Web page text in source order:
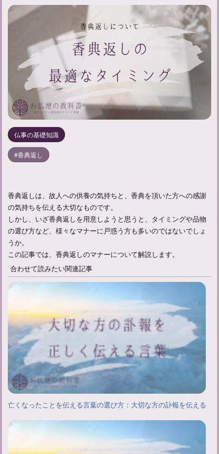
仏事の基礎知識
香典返し
香典返しは、故人への供養の気持ちと、香典を頂いた方への感謝
の気持ちを伝える大切なものです。
しかし、いざ香典返しを用意しようと思うと、タイミングや品物
の選び方など、様々なマナーに戸惑う方も多いのではないでしょ
うか。
この記事では、香典返しのマナーについて解説します。
合わせて読みたい関連記事
亡くなったことを伝える言葉の選び方：大切な方の訃報を伝える